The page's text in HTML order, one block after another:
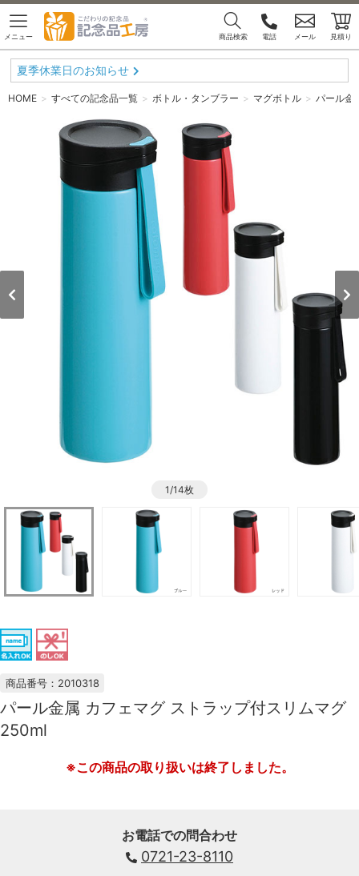
メニュー 商品検索 電話 メール 見積り
夏季休業日のお知らせ
HOME すべての記念品一覧 ボトル・タンブラー マグボトル パール金
1/14枚
商品番号：2010318
パール金属 カフェマグ ストラップ付スリムマグ
250ml
※この商品の取り扱いは終了しました。
お電話での問合わせ
0721-23-8110